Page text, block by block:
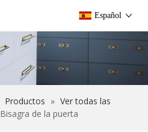
Español
Productos » Ver todas las
Bisagra de la puerta